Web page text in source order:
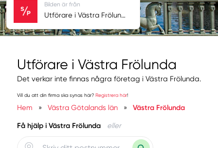
Utförare i Västra Frölunda
Det verkar inte finnas några företag i Västra Frölunda.
Vill du att din firma ska synas här? Registrera här!
Hem » Västra Götalands län » Västra Frölunda
Få hjälp i Västra Frölunda eller
Bilden är från
Utförare i Västra Frölunda